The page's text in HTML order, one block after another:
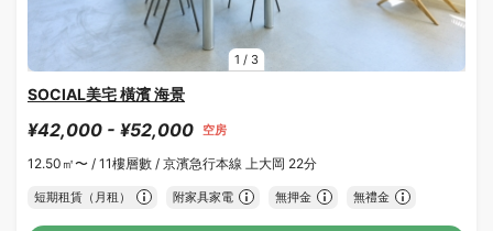
1 / 3
SOCIAL美宅 橫濱 海景
¥42,000 - ¥52,000 空房
12.50㎡〜 / 11樓層數 / 京濱急行本線 上大岡 22分
短期租賃（月租） 附家具家電 無押金 無禮金